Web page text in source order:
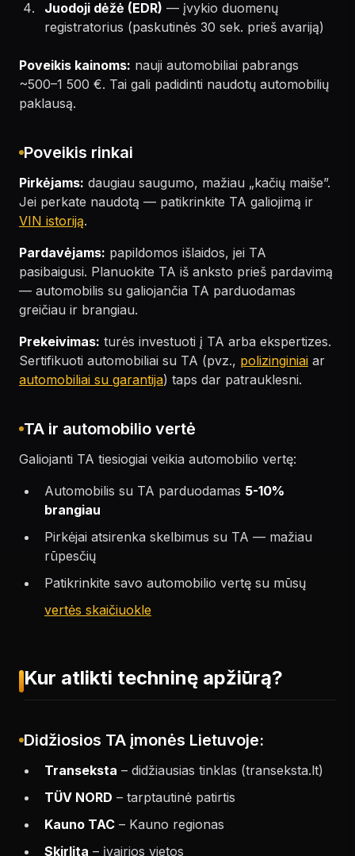
Juodoji dėžė (EDR) — įvykio duomenų
registratorius (paskutinės 30 sek. prieš avariją)
Poveikis kainoms: nauji automobiliai pabrangs
~500–1 500 €. Tai gali padidinti naudotų automobilių
paklausą.
Poveikis rinkai
Pirkėjams: daugiau saugumo, mažiau „kačių maiše”.
Jei perkate naudotą — patikrinkite TA galiojimą ir
VIN istoriją.
Pardavėjams: papildomos išlaidos, jei TA
pasibaigusi. Planuokite TA iš anksto prieš pardavimą
— automobilis su galiojančia TA parduodamas
greičiau ir brangiau.
Prekeivimas: turės investuoti į TA arba ekspertizes.
Sertifikuoti automobiliai su TA (pvz., polizinginiai ar
automobiliai su garantija) taps dar patrauklesni.
TA ir automobilio vertė
Galiojanti TA tiesiogiai veikia automobilio vertę:
Automobilis su TA parduodamas 5-10%
brangiau
Pirkėjai atsirenka skelbimus su TA — mažiau
rūpesčių
Patikrinkite savo automobilio vertę su mūsų
vertės skaičiuokle
Kur atlikti techninę apžiūrą?
Didžiosios TA įmonės Lietuvoje:
Transeksta – didžiausias tinklas (transeksta.lt)
TÜV NORD – tarptautinė patirtis
Kauno TAC – Kauno regionas
Skirlita – įvairios vietos